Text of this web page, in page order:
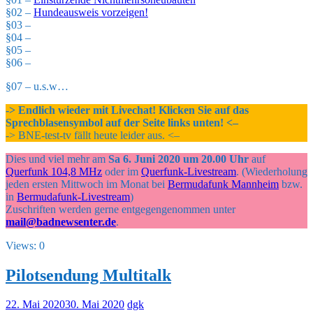
§02 – Hundeausweis vorzeigen!
§03 –
§04 –
§05 –
§06 –
§07 – u.s.w…
-> Endlich wieder mit Livechat! Klicken Sie auf das
Sprechblasensymbol auf der Seite links unten! <–
-> BNE-test-tv fällt heute leider aus. <–
Dies und viel mehr am Sa 6. Juni 2020 um 20.00 Uhr auf
Querfunk 104,8 MHz oder im Querfunk-Livestream. (Wiederholung
jeden ersten Mittwoch im Monat bei Bermudafunk Mannheim bzw.
in Bermudafunk-Livestream)
Zuschriften werden gerne entgegengenommen unter
mail@badnewsenter.de.
Views: 0
Pilotsendung Multitalk
22. Mai 202030. Mai 2020 dgk